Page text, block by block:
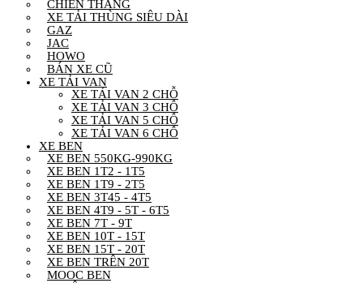
CHIẾN THẮNG
XE TẢI THÙNG SIÊU DÀI
GAZ
JAC
HOWO
BÁN XE CŨ
XE TẢI VAN
XE TẢI VAN 2 CHỖ
XE TẢI VAN 3 CHỖ
XE TẢI VAN 5 CHỖ
XE TẢI VAN 6 CHỖ
XE BEN
XE BEN 550KG-990KG
XE BEN 1T2 - 1T5
XE BEN 1T9 - 2T5
XE BEN 3T45 - 4T5
XE BEN 4T9 - 5T - 6T5
XE BEN 7T - 9T
XE BEN 10T - 15T
XE BEN 15T - 20T
XE BEN TRÊN 20T
MOOC BEN